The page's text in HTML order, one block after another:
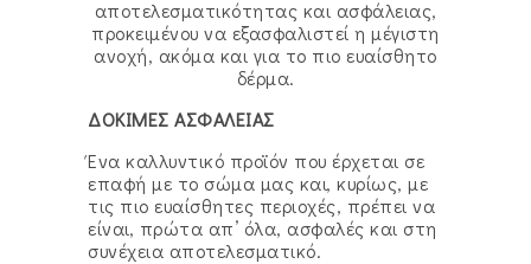
αποτελεσματικότητας και ασφάλειας,
προκειμένου να εξασφαλιστεί η μέγιστη
ανοχή, ακόμα και για το πιο ευαίσθητο
δέρμα.
ΔΟΚΙΜΕΣ ΑΣΦΑΛΕΙΑΣ
Ένα καλλυντικό προϊόν που έρχεται σε
επαφή με το σώμα μας και, κυρίως, με
τις πιο ευαίσθητες περιοχές, πρέπει να
είναι, πρώτα απ’ όλα, ασφαλές και στη
συνέχεια αποτελεσματικό.